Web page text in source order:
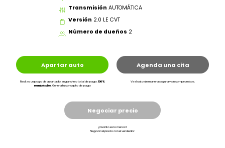
Transmisión AUTOMÁTICA
Versión 2.0 LE CVT
Número de dueños 2
Apartar auto
Realiza un pago de apartado, enganche o total de pago.100%
reembolsable.Genera tu concepto de pago
Agenda una cita
Ve el auto de manera segura y sin compromisos.
Negociar precio
¿Cuanto es lo menos?
Negocia el precio con el vendedor.